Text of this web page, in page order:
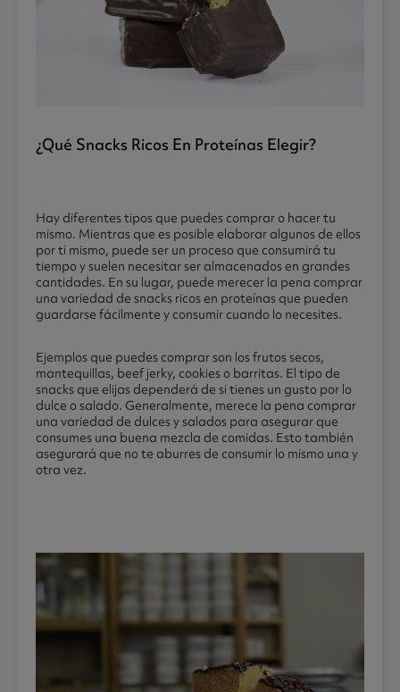
¿qué Snacks Ricos En Proteínas Elegir?
Hay diferentes tipos que puedes comprar o hacer tu
mismo. Mientras que es posible elaborar algunos de ellos
por ti mismo, puede ser un proceso que consumirá tu
tiempo y suelen necesitar ser almacenados en grandes
cantidades. En su lugar, puede merecer la pena comprar
una variedad de snacks ricos en proteínas que pueden
guardarse fácilmente y consumir cuando lo necesites.
Ejemplos que puedes comprar son los frutos secos,
mantequillas, beef jerky, cookies o barritas. El tipo de
snacks que elijas dependerá de si tienes un gusto por lo
dulce o salado. Generalmente, merece la pena comprar
una variedad de dulces y salados para asegurar que
consumes una buena mezcla de comidas. Esto también
asegurará que no te aburres de consumir lo mismo una y
otra vez.